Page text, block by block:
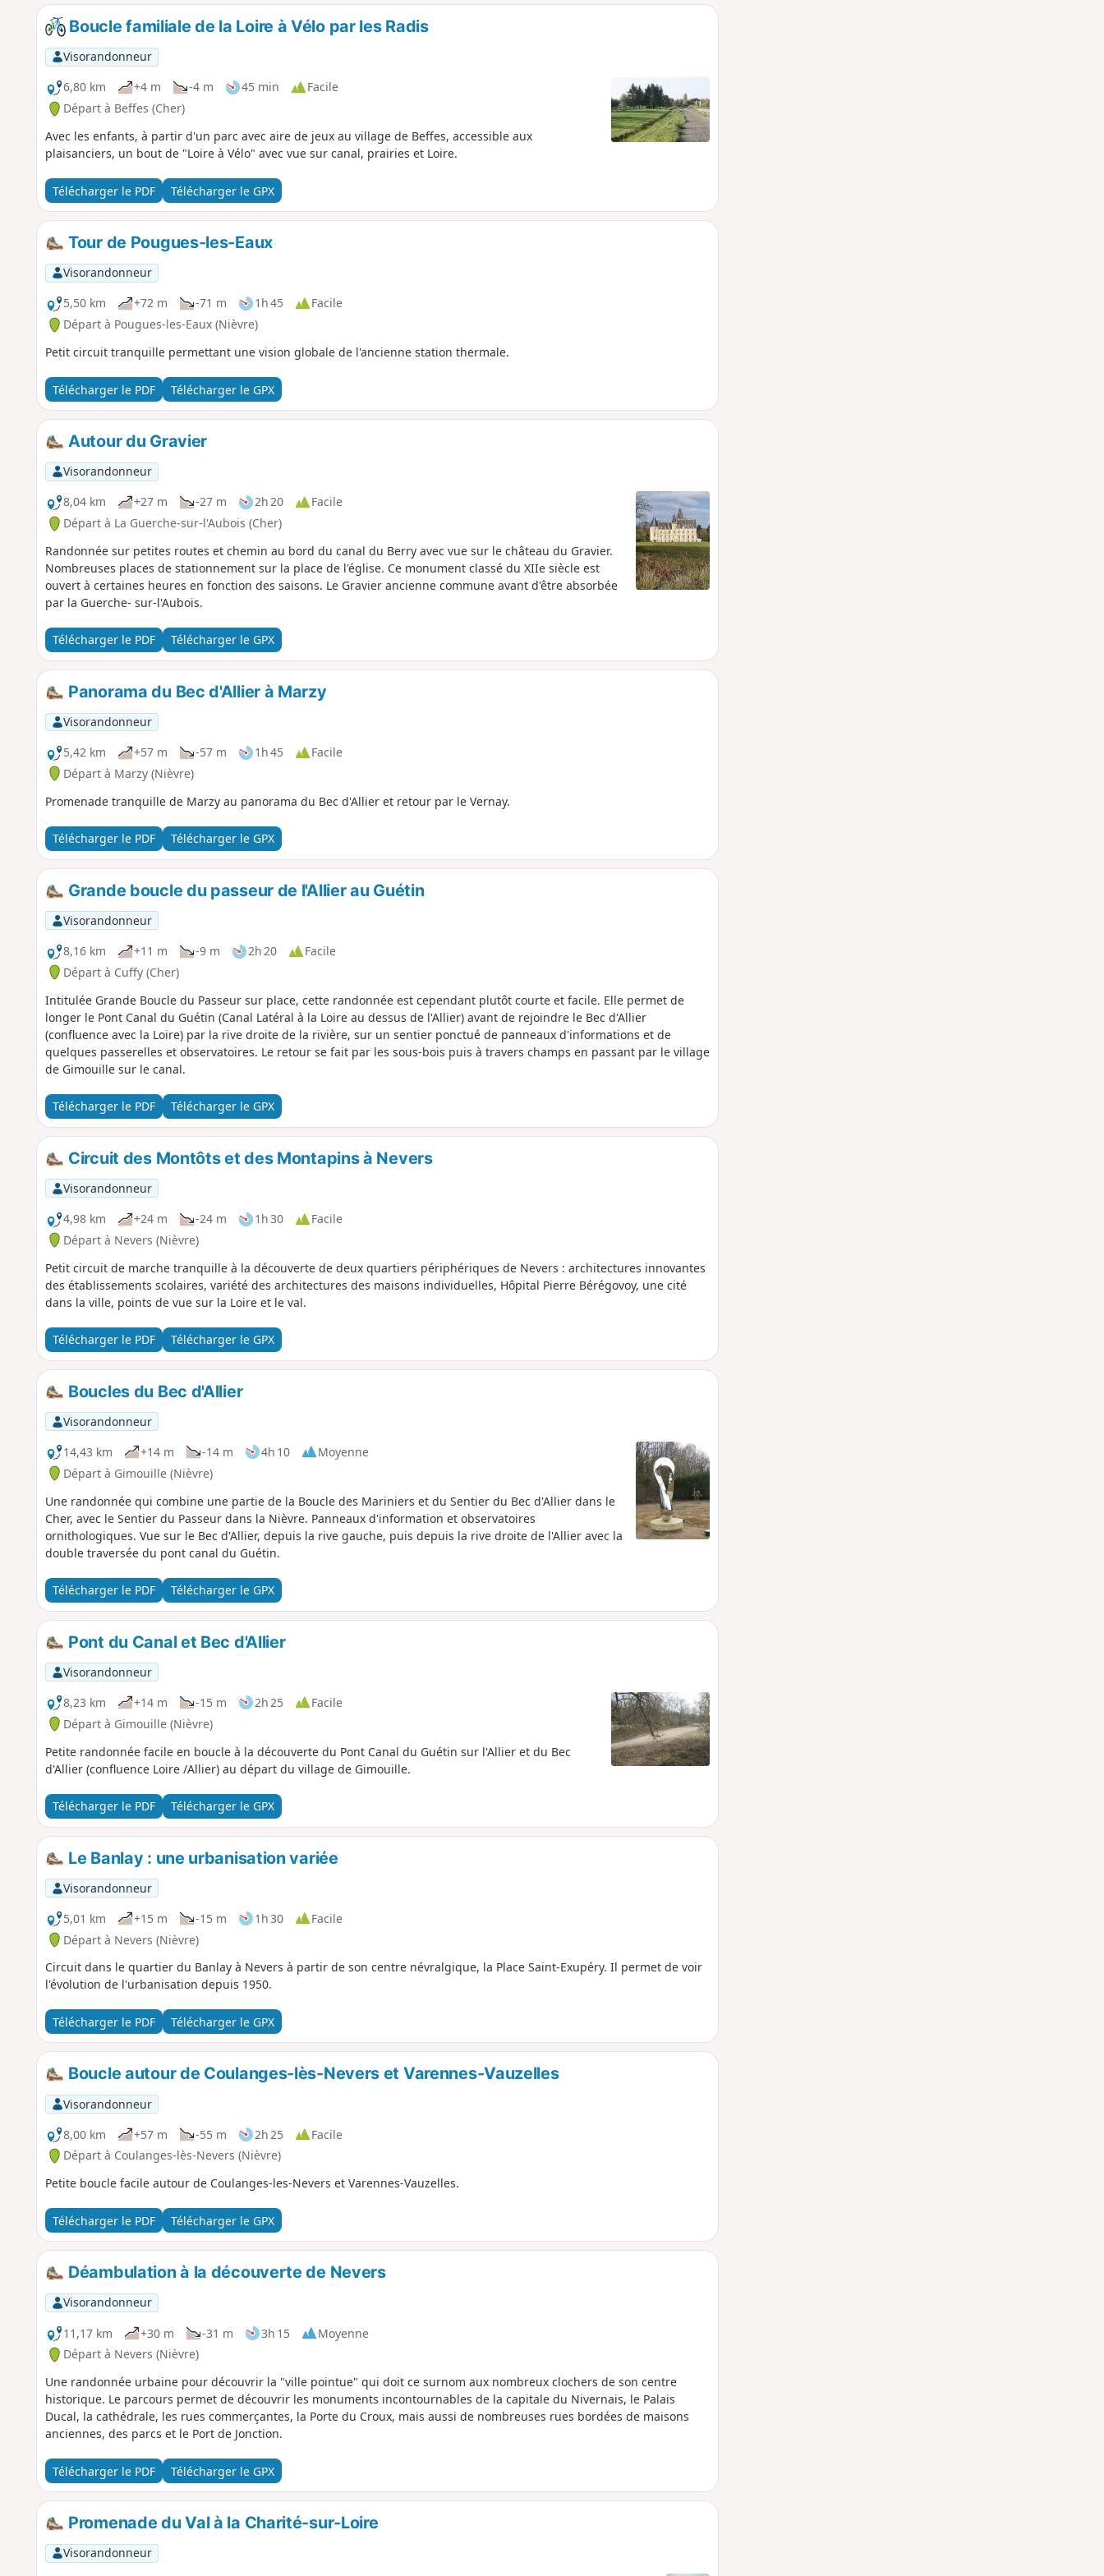
Boucle familiale de la Loire à Vélo par les Radis
Visorandonneur
6,80 km
+4 m -4 m 45 min
Facile
Départ à Beffes (Cher)
Avec les enfants, à partir d'un parc avec aire de jeux au village de Beffes, accessible aux
plaisanciers, un bout de "Loire à Vélo" avec vue sur canal, prairies et Loire.
Télécharger le PDF Télécharger le GPX
Tour de Pougues-les-Eaux
Visorandonneur
5,50 km
+72 m -71 m 1h 45
Facile
Départ à Pougues-les-Eaux (Nièvre)
Petit circuit tranquille permettant une vision globale de l'ancienne station thermale.
Télécharger le PDF Télécharger le GPX
Autour du Gravier
Visorandonneur
8,04 km
+27 m -27 m 2h 20
Facile
Départ à La Guerche-sur-l'Aubois (Cher)
Randonnée sur petites routes et chemin au bord du canal du Berry avec vue sur le château du Gravier.
Nombreuses places de stationnement sur la place de l'église. Ce monument classé du XIIe siècle est
ouvert à certaines heures en fonction des saisons. Le Gravier ancienne commune avant d'être absorbée
par la Guerche- sur-l'Aubois.
Télécharger le PDF Télécharger le GPX
Panorama du Bec d'Allier à Marzy
Visorandonneur
5,42 km
+57 m -57 m 1h 45
Facile
Départ à Marzy (Nièvre)
Promenade tranquille de Marzy au panorama du Bec d'Allier et retour par le Vernay.
Télécharger le PDF Télécharger le GPX
Grande boucle du passeur de l'Allier au Guétin
Visorandonneur
8,16 km
+11 m -9 m 2h 20
Facile
Départ à Cuffy (Cher)
Intitulée Grande Boucle du Passeur sur place, cette randonnée est cependant plutôt courte et facile. Elle permet de
longer le Pont Canal du Guétin (Canal Latéral à la Loire au dessus de l'Allier) avant de rejoindre le Bec d'Allier
(confluence avec la Loire) par la rive droite de la rivière, sur un sentier ponctué de panneaux d'informations et de
quelques passerelles et observatoires. Le retour se fait par les sous-bois puis à travers champs en passant par le village
de Gimouille sur le canal.
Télécharger le PDF Télécharger le GPX
Circuit des Montôts et des Montapins à Nevers
Visorandonneur
4,98 km
+24 m -24 m 1h 30
Facile
Départ à Nevers (Nièvre)
Petit circuit de marche tranquille à la découverte de deux quartiers périphériques de Nevers : architectures innovantes
des établissements scolaires, variété des architectures des maisons individuelles, Hôpital Pierre Bérégovoy, une cité
dans la ville, points de vue sur la Loire et le val.
Télécharger le PDF Télécharger le GPX
Boucles du Bec d'Allier
Visorandonneur
14,43 km
+14 m -14 m 4h 10
Moyenne
Départ à Gimouille (Nièvre)
Une randonnée qui combine une partie de la Boucle des Mariniers et du Sentier du Bec d'Allier dans le
Cher, avec le Sentier du Passeur dans la Nièvre. Panneaux d'information et observatoires
ornithologiques. Vue sur le Bec d'Allier, depuis la rive gauche, puis depuis la rive droite de l'Allier avec la
double traversée du pont canal du Guétin.
Télécharger le PDF Télécharger le GPX
Pont du Canal et Bec d'Allier
Visorandonneur
8,23 km
+14 m -15 m 2h 25
Facile
Départ à Gimouille (Nièvre)
Petite randonnée facile en boucle à la découverte du Pont Canal du Guétin sur l'Allier et du Bec
d'Allier (confluence Loire /Allier) au départ du village de Gimouille.
Télécharger le PDF Télécharger le GPX
Le Banlay : une urbanisation variée
Visorandonneur
5,01 km
+15 m -15 m 1h 30
Facile
Départ à Nevers (Nièvre)
Circuit dans le quartier du Banlay à Nevers à partir de son centre névralgique, la Place Saint-Exupéry. Il permet de voir
l'évolution de l'urbanisation depuis 1950.
Télécharger le PDF Télécharger le GPX
Boucle autour de Coulanges-lès-Nevers et Varennes-Vauzelles
Visorandonneur
8,00 km
+57 m -55 m 2h 25
Facile
Départ à Coulanges-lès-Nevers (Nièvre)
Petite boucle facile autour de Coulanges-les-Nevers et Varennes-Vauzelles.
Télécharger le PDF Télécharger le GPX
Déambulation à la découverte de Nevers
Visorandonneur
11,17 km
+30 m -31 m 3h 15
Moyenne
Départ à Nevers (Nièvre)
Une randonnée urbaine pour découvrir la "ville pointue" qui doit ce surnom aux nombreux clochers de son centre
historique. Le parcours permet de découvrir les monuments incontournables de la capitale du Nivernais, le Palais
Ducal, la cathédrale, les rues commerçantes, la Porte du Croux, mais aussi de nombreuses rues bordées de maisons
anciennes, des parcs et le Port de Jonction.
Télécharger le PDF Télécharger le GPX
Promenade du Val à la Charité-sur-Loire
Visorandonneur